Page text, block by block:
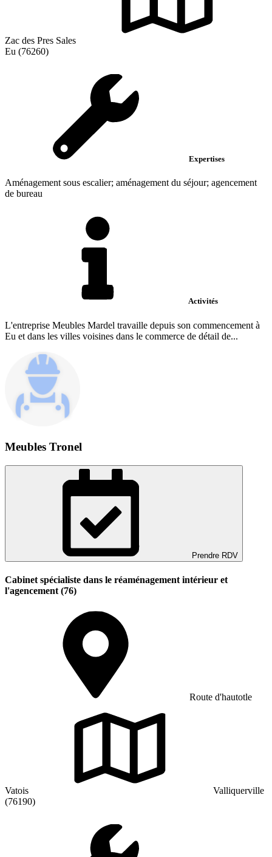
Zac des Pres Sales
Eu (76260)
Expertises
Aménagement sous escalier; aménagement du séjour; agencement
de bureau
Activités
L'entreprise Meubles Mardel travaille depuis son commencement à
Eu et dans les villes voisines dans le commerce de détail de...
Meubles Tronel
Prendre RDV
Cabinet spécialiste dans le réaménagement intérieur et
l'agencement (76)
Route d'hautotle
Vatois
Valliquerville
(76190)